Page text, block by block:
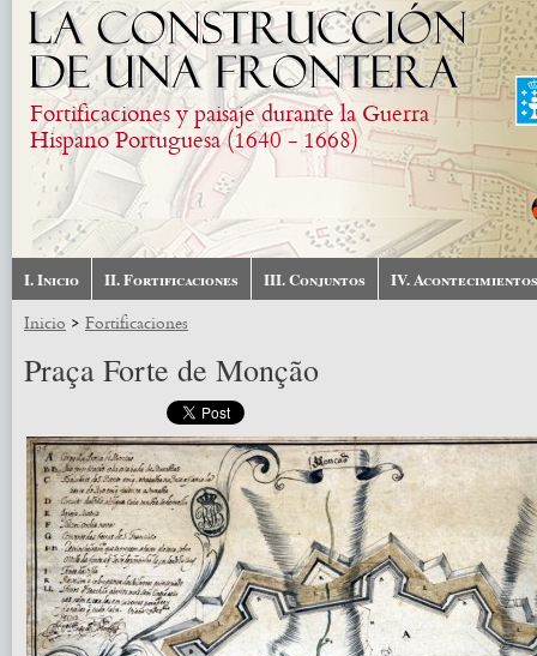
Pasar al contenido principal
Fortificaciones y paisaje durante la Guerra
Hispano Portuguesa (1640 - 1668)
I. Inicio II. Fortificaciones III. Conjuntos
IV. Acontecimientos
Inicio > Fortificaciones
Praça Forte de Monção